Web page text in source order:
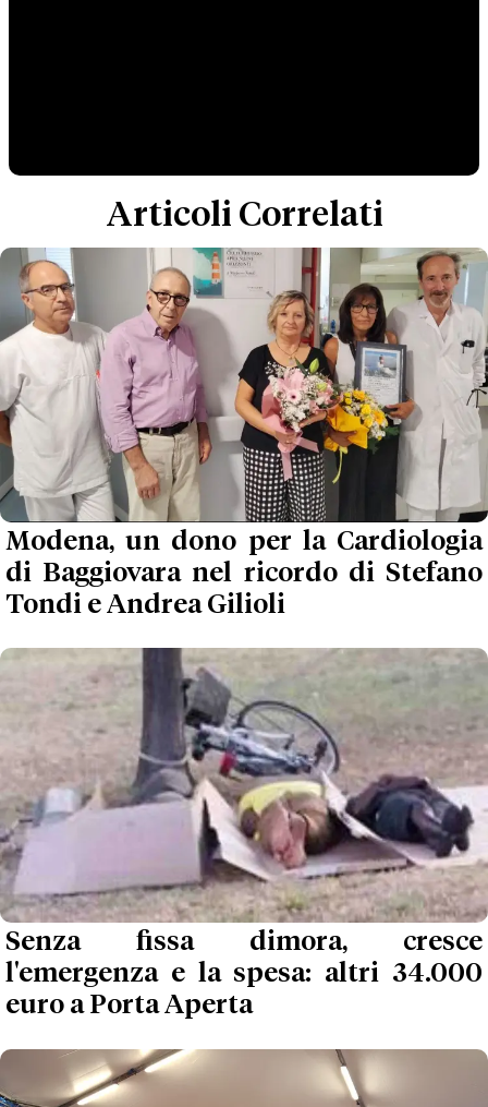
Articoli Correlati
Modena, un dono per la Cardiologia
di Baggiovara nel ricordo di Stefano
Tondi e Andrea Gilioli
Senza fissa dimora, cresce
l'emergenza e la spesa: altri 34.000
euro a Porta Aperta